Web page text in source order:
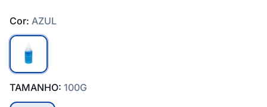
Cor: AZUL
TAMANHO: 100G